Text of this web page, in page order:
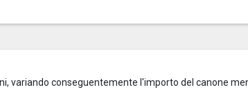
variando conseguentemente l'importo del canone